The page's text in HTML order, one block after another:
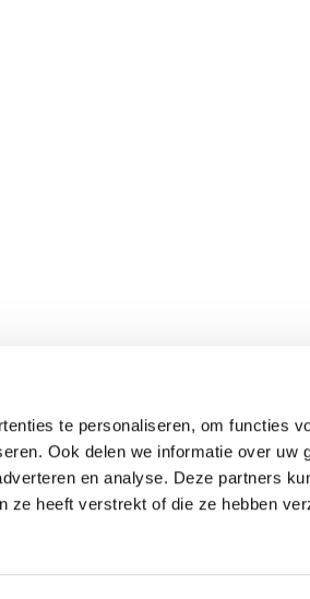
te personaliseren, om functies
Ook delen we informatie over uw
en analyse. Deze partners
ze heeft verstrekt of die ze hebben